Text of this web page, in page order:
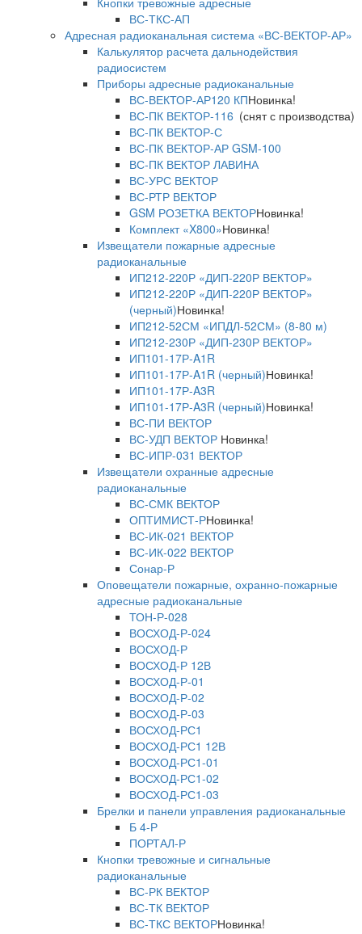
ВС-ТКС-АП
Адресная радиоканальная система «ВС-ВЕКТОР-АР»
Калькулятор расчета дальнодействия
радиосистем
Приборы адресные радиоканальные
ВС-ВЕКТОР-АР120 КПНовинка!
ВС-ПК ВЕКТОР-116 (снят с производства)
ВС-ПК ВЕКТОР-С
ВС-ПК ВЕКТОР-АР GSM-100
ВС-ПК ВЕКТОР ЛАВИНА
ВС-УРС ВЕКТОР
ВС-РТР ВЕКТОР
GSM РОЗЕТКА ВЕКТОРНовинка!
Комплект «X800»Новинка!
Извещатели пожарные адресные
радиоканальные
ИП212-220Р «ДИП-220Р ВЕКТОР»
ИП212-220Р «ДИП-220Р ВЕКТОР»
(черный)Новинка!
ИП212-52СМ «ИПДЛ-52СМ» (8-80 м)
ИП212-230Р «ДИП-230Р ВЕКТОР»
ИП101-17Р-A1R
ИП101-17Р-A1R (черный)Новинка!
ИП101-17Р-A3R
ИП101-17Р-A3R (черный)Новинка!
ВС-ПИ ВЕКТОР
ВС-УДП ВЕКТОР Новинка!
ВС-ИПР-031 ВЕКТОР
Извещатели охранные адресные
радиоканальные
ВС-СМК ВЕКТОР
ОПТИМИСТ-РНовинка!
ВС-ИК-021 ВЕКТОР
ВС-ИК-022 ВЕКТОР
Сонар-Р
Оповещатели пожарные, охранно-пожарные
адресные радиоканальные
ТОН-Р-028
ВОСХОД-Р-024
ВОСХОД-Р
ВОСХОД-Р 12В
ВОСХОД-Р-01
ВОСХОД-Р-02
ВОСХОД-Р-03
ВОСХОД-РС1
ВОСХОД-РС1 12В
ВОСХОД-РС1-01
ВОСХОД-РС1-02
ВОСХОД-РС1-03
Брелки и панели управления радиоканальные
Б 4-Р
ПОРТАЛ-Р
Кнопки тревожные и сигнальные
радиоканальные
ВС-РК ВЕКТОР
ВС-ТК ВЕКТОР
ВС-ТКС ВЕКТОРНовинка!